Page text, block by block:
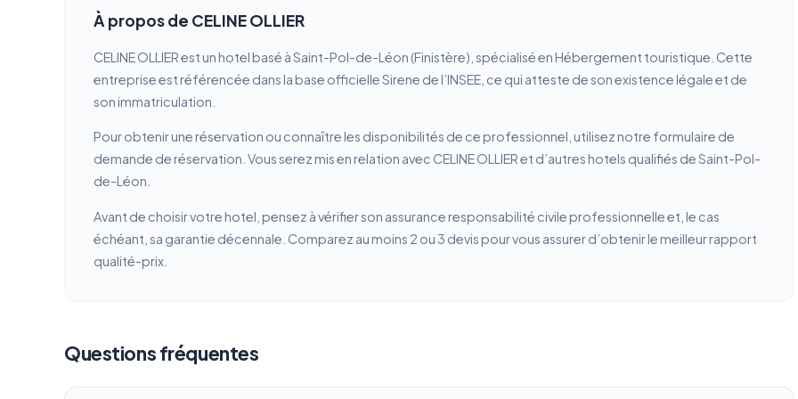
À propos de CELINE OLLIER
CELINE OLLIER est un hotel basé à Saint-Pol-de-Léon (Finistère), spécialisé en Hébergement touristique. Cette
entreprise est référencée dans la base officielle Sirene de l’INSEE, ce qui atteste de son existence légale et de
son immatriculation.
Pour obtenir une réservation ou connaître les disponibilités de ce professionnel, utilisez notre formulaire de
demande de réservation. Vous serez mis en relation avec CELINE OLLIER et d’autres hotels qualifiés de Saint-Pol-
de-Léon.
Avant de choisir votre hotel, pensez à vérifier son assurance responsabilité civile professionnelle et, le cas
échéant, sa garantie décennale. Comparez au moins 2 ou 3 devis pour vous assurer d’obtenir le meilleur rapport
qualité-prix.
Questions fréquentes